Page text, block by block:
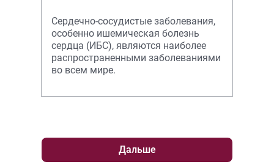
Сердечно-сосудистые заболевания,
особенно ишемическая болезнь
сердца (ИБС), являются наиболее
распространенными заболеваниями
во всем мире.
Дальше